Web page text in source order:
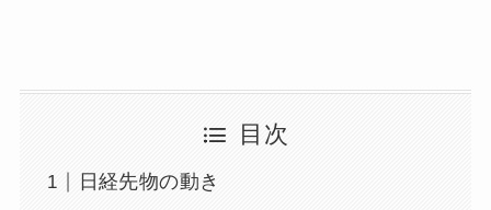
目次
日経先物の動き